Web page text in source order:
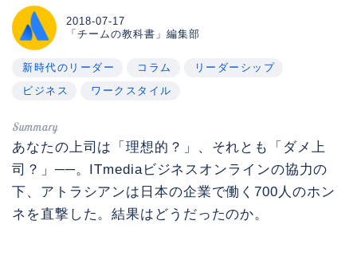
2018-07-17
「チームの教科書」編集部
新時代のリーダー コラム
リーダーシップ
ビジネス
ワークスタイル
あなたの上司は「理想的？」、それとも「ダメ上
司？」──。ITmediaビジネスオンラインの協力の
下、アトラシアンは日本の企業で働く700人のホン
ネを直撃した。結果はどうだったのか。